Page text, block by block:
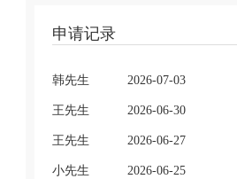
申请记录
韩先生 2026-07-03
王先生 2026-06-30
王先生 2026-06-27
小先生 2026-06-25